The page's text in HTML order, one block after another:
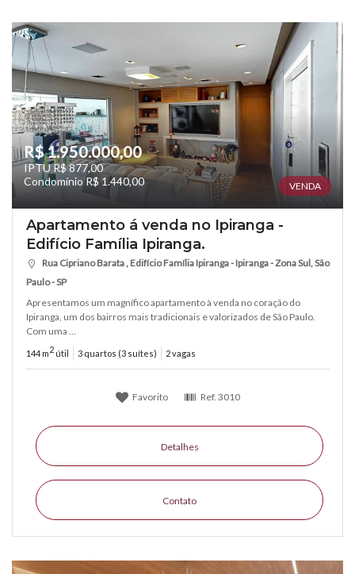
R$ 1.950.000,00
IPTU R$ 877,00
Condomínio R$ 1.440,00
VENDA
Apartamento á venda no Ipiranga -
Edifício Família Ipiranga.
Rua Cipriano Barata , Edifício Família Ipiranga - Ipiranga - Zona Sul, São
Paulo - SP
Apresentamos um magnífico apartamento à venda no coração do
Ipiranga, um dos bairros mais tradicionais e valorizados de São Paulo.
Com uma ...
144 m2 útil 3 quartos (3 suítes) 2 vagas
Favorito Ref. 3010
Detalhes
Contato